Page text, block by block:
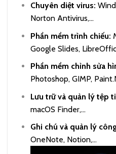
Chuyên diệt virus:
Norton Antivirus,…
Phần mềm trình chiếu:
Google Slides,
Phần mềm chỉnh sửa
Photoshop, GIMP,
Lưu trữ và quản lý tệp
macOS Finder,…
Ghi chú và quản lý
OneNote, Notion,…